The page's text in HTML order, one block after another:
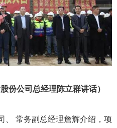
份公司总经理陈立群讲话）
常务副总经理詹辉介绍，项